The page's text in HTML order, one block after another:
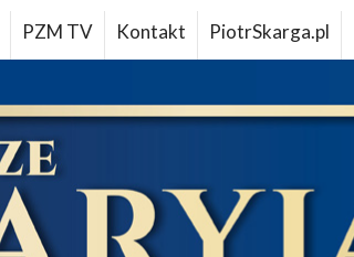
PZM TV Kontakt PiotrSkarga.pl